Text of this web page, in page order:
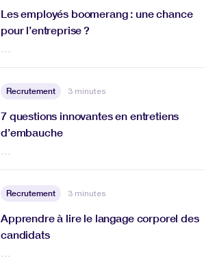
Les employés boomerang : une chance
pour l’entreprise ?
Recrutement 3 minutes
7 questions innovantes en entretiens
d’embauche
Recrutement 3 minutes
Apprendre à lire le langage corporel des
candidats